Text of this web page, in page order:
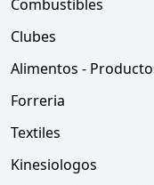
Combustibles
Clubes
Alimentos -
Forreria
Textiles
Kinesiologos